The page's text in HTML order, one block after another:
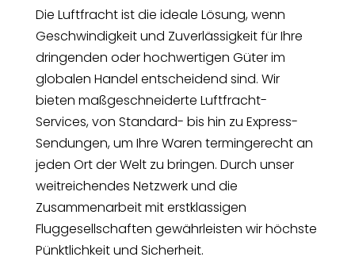
Die Luftfracht ist die ideale Lösung, wenn
Geschwindigkeit und Zuverlässigkeit für Ihre
dringenden oder hochwertigen Güter im
globalen Handel entscheidend sind. Wir
bieten maßgeschneiderte Luftfracht-
Services, von Standard- bis hin zu Express-
Sendungen, um Ihre Waren termingerecht an
jeden Ort der Welt zu bringen. Durch unser
weitreichendes Netzwerk und die
Zusammenarbeit mit erstklassigen
Fluggesellschaften gewährleisten wir höchste
Pünktlichkeit und Sicherheit.